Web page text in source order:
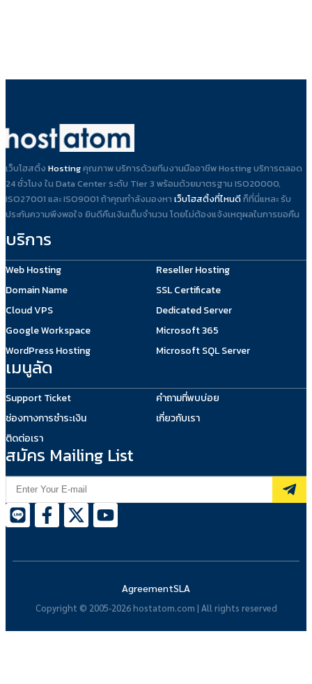
เว็บโฮสติ้ง Hostingคุณภาพ บริการด้วยทีมงานมืออาชีพ Hosting บริการตลอด
24 ชั่วโมง ใน Data Center ระดับ Tier 3 พร้อมด้วยมาตรฐาน ISO20000,
ISO27001 และ ISO9001 ถ้าคุณกำลังมองหา เว็บโฮสติ้งที่ไหนดีก็ที่นี่แหละ รับ
ประกันความพึงพอใจ ยินดีคืนเงินเต็มจำนวน โดยไม่ต้องแจ้งเหตุผลในการขอคืน
บริการ
Web Hosting
Domain Name
Cloud VPS
Google Workspace
WordPress Hosting
Reseller Hosting
SSL Certificate
Dedicated Server
Microsoft 365
Microsoft SQL Server
เมนูลัด
Support Ticket
ช่องทางการชำระเงิน
ติดต่อเรา
คำถามที่พบบ่อย
เกี่ยวกับเรา
สมัคร Mailing List
Copyright © 2005-2026 hostatom.com | All rights reserved
AgreementSLA